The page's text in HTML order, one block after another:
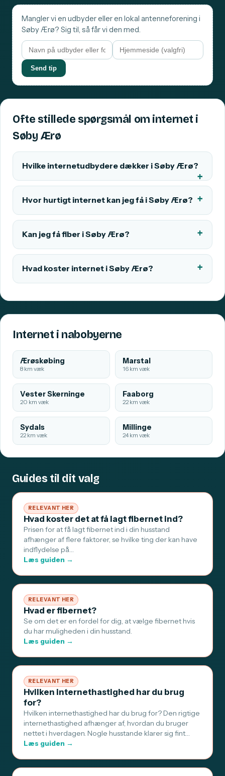
Mangler vi en udbyder eller en lokal antenneforening i
Søby Ærø? Sig til, så får vi den med.
Send tip
Ofte stillede spørgsmål om internet i
Søby Ærø
Hvilke internetudbydere dækker i Søby Ærø?
Hvor hurtigt internet kan jeg få i Søby Ærø?
Kan jeg få fiber i Søby Ærø?
Hvad koster internet i Søby Ærø?
Internet i nabobyerne
Ærøskøbing
8 km væk
Marstal
16 km væk
Vester Skerninge
20 km væk
Faaborg
22 km væk
Sydals
22 km væk
Millinge
24 km væk
Guides til dit valg
RELEVANT HER
Hvad koster det at få lagt fibernet ind?
Prisen for at få lagt fibernet ind i din husstand
afhænger af flere faktorer, se hvilke ting der kan have
indflydelse på…
Læs guiden →
RELEVANT HER
Hvad er fibernet?
Se om det er en fordel for dig, at vælge fibernet hvis
du har muligheden i din husstand.
Læs guiden →
RELEVANT HER
Hvilken internethastighed har du brug
for?
Hvilken internethastighed har du brug for? Den rigtige
internethastighed afhænger af, hvordan du bruger
nettet i hverdagen. Nogle husstande klarer sig fint…
Læs guiden →